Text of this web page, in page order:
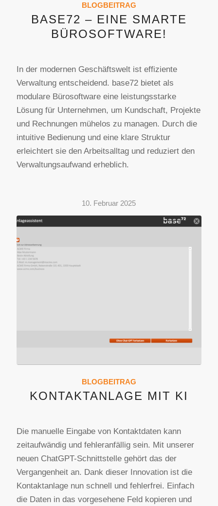
BLOGBEITRAG
BASE72 – EINE SMARTE
BÜROSOFTWARE!
In der modernen Geschäftswelt ist effiziente
Verwaltung entscheidend. base72 bietet als
modulare Bürosoftware eine leistungsstarke
Lösung für Unternehmen, um Kundschaft, Projekte
und Rechnungen mühelos zu managen. Durch die
intuitive Bedienung und eine klare Struktur
erleichtert sie den Arbeitsalltag und reduziert den
Verwaltungsaufwand erheblich.
10. Februar 2025
BLOGBEITRAG
KONTAKTANLAGE MIT KI
Die manuelle Eingabe von Kontaktdaten kann
zeitaufwändig und fehleranfällig sein. Mit unserer
neuen ChatGPT-Schnittstelle gehört das der
Vergangenheit an. Dank dieser Innovation ist die
Kontaktanlage nun schnell und fehlerfrei. Einfach
die Daten in das vorgesehene Feld kopieren und